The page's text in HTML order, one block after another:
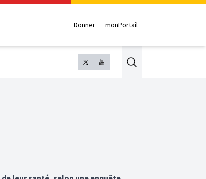
Donner monPortail
Search